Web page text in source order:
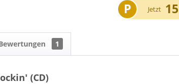
P Jetzt 15
1
(CD)